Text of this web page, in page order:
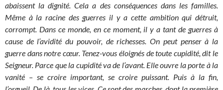
abaissent la dignité. Cela a des conséquences dans les familles.
Même à la racine des guerres il y a cette ambition qui détruit,
corrompt. Dans ce monde, en ce moment, il y a tant de guerres à
cause de l’avidité du pouvoir, de richesses. On peut penser à la
guerre dans notre cœur. Tenez-vous éloignés de toute cupidité, dit le
Seigneur. Parce que la cupidité va de l’avant. Elle ouvre la porte à la
vanité – se croire important, se croire puissant. Puis à la fin,